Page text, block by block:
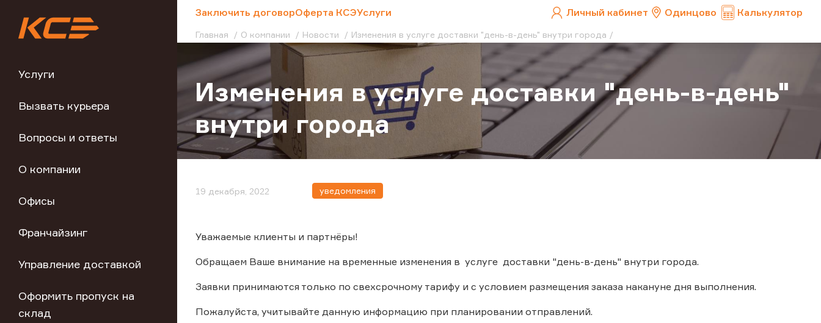
Услуги
Вызвать курьера
Вопросы и ответы
О компании
Офисы
Франчайзинг
Управление доставкой
Оформить пропуск на
склад
Заключить договорОферта КСЭУслуги Личный кабинет Одинцово Калькулятор
Главная О компании Новости Изменения в услуге доставки "день-в-день" внутри города
Изменения в услуге доставки "день-в-день"
внутри города
19 декабря, 2022 уведомления
Уважаемые клиенты и партнёры!
Обращаем Ваше внимание на временные изменения в услуге доставки "день-в-день" внутри города.
Заявки принимаются только по свехсрочному тарифу и с условием размещения заказа накануне дня выполнения.
Пожалуйста, учитывайте данную информацию при планировании отправлений.